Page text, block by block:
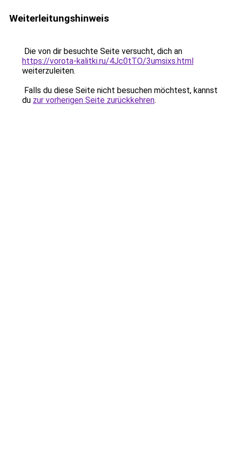
Weiterleitungshinweis
Die von dir besuchte Seite versucht, dich an
https://vorota-kalitki.ru/4Jc0tTO/3umsixs.html
weiterzuleiten.
Falls du diese Seite nicht besuchen möchtest, kannst
du zur vorherigen Seite zurückkehren.